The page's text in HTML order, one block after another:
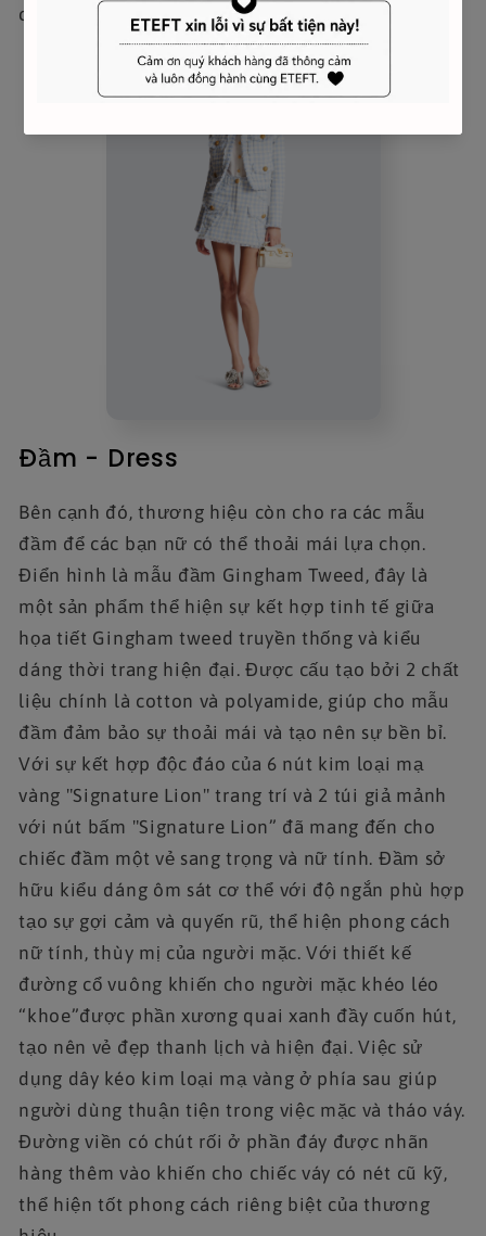
chảnh và tinh tế cho mẫu váy.
Đầm - Dress
Bên cạnh đó, thương hiệu còn cho ra các mẫu
đầm để các bạn nữ có thể thoải mái lựa chọn.
Điển hình là mẫu đầm Gingham Tweed, đây là
một sản phẩm thể hiện sự kết hợp tinh tế giữa
họa tiết Gingham tweed truyền thống và kiểu
dáng thời trang hiện đại. Được cấu tạo bởi 2 chất
liệu chính là cotton và polyamide, giúp cho mẫu
đầm đảm bảo sự thoải mái và tạo nên sự bền bỉ.
Với sự kết hợp độc đáo của 6 nút kim loại mạ
vàng "Signature Lion" trang trí và 2 túi giả mảnh
với nút bấm "Signature Lion” đã mang đến cho
chiếc đầm một vẻ sang trọng và nữ tính. Đầm sở
hữu kiểu dáng ôm sát cơ thể với độ ngắn phù hợp
tạo sự gợi cảm và quyến rũ, thể hiện phong cách
nữ tính, thùy mị của người mặc. Với thiết kế
đường cổ vuông khiến cho người mặc khéo léo
“khoe”được phần xương quai xanh đầy cuốn hút,
tạo nên vẻ đẹp thanh lịch và hiện đại. Việc sử
dụng dây kéo kim loại mạ vàng ở phía sau giúp
người dùng thuận tiện trong việc mặc và tháo váy.
Đường viền có chút rối ở phần đáy được nhãn
hàng thêm vào khiến cho chiếc váy có nét cũ kỹ,
thể hiện tốt phong cách riêng biệt của thương